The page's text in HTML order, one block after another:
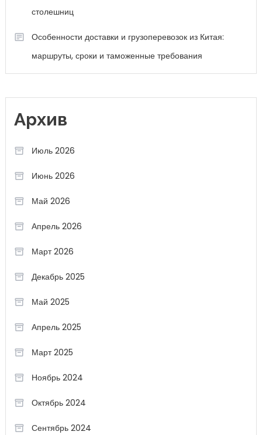
столешниц
Особенности доставки и грузоперевозок из Китая:
маршруты, сроки и таможенные требования
Архив
Июль 2026
Июнь 2026
Май 2026
Апрель 2026
Март 2026
Декабрь 2025
Май 2025
Апрель 2025
Март 2025
Ноябрь 2024
Октябрь 2024
Сентябрь 2024